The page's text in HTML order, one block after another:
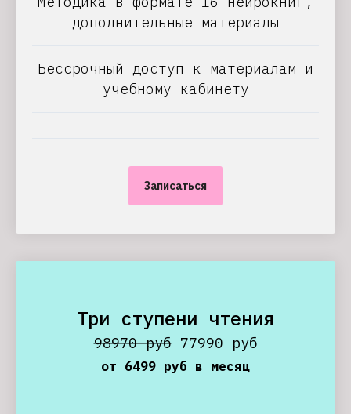
дополнительные материалы
Бессрочный доступ к материалам и
учебному кабинету
Записаться
Три ступени чтения
98970 руб77990 руб
от 6499 руб в месяц